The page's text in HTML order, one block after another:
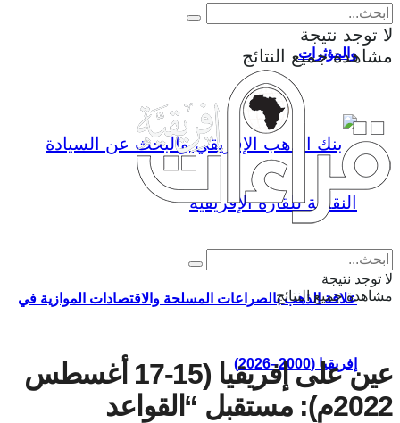
والمؤثرات
علاقة الذهب بالصراعات المسلحة والاقتصادات الموازية في
إفريقيا (2000–2026)
لا توجد نتيجة
مشاهدة جميع النتائج
لا توجد نتيجة
مشاهدة جميع النتائج
عين على إفريقيا (15-17 أغسطس
2022م): مستقبل “القواعد